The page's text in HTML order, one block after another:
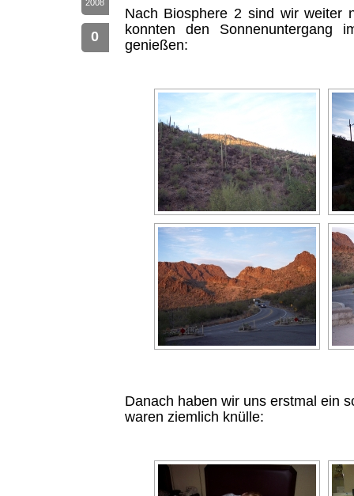
2008
0
Nach Biosphere 2 sind wir weiter
konnten den Sonnenuntergang
genießen:
Danach haben wir uns erstmal ein
waren ziemlich knülle: